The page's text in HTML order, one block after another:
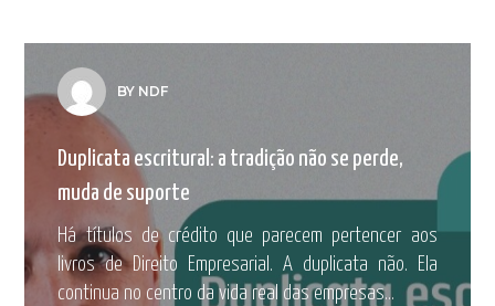
BY NDF
Duplicata escritural: a tradição não se perde,
muda de suporte
Há títulos de crédito que parecem pertencer aos
livros de Direito Empresarial. A duplicata não. Ela
continua no centro da vida real das empresas...